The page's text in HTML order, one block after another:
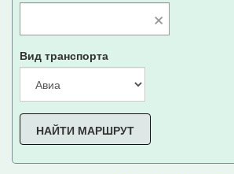
×
Вид транспорта
НАЙТИ МАРШРУТ